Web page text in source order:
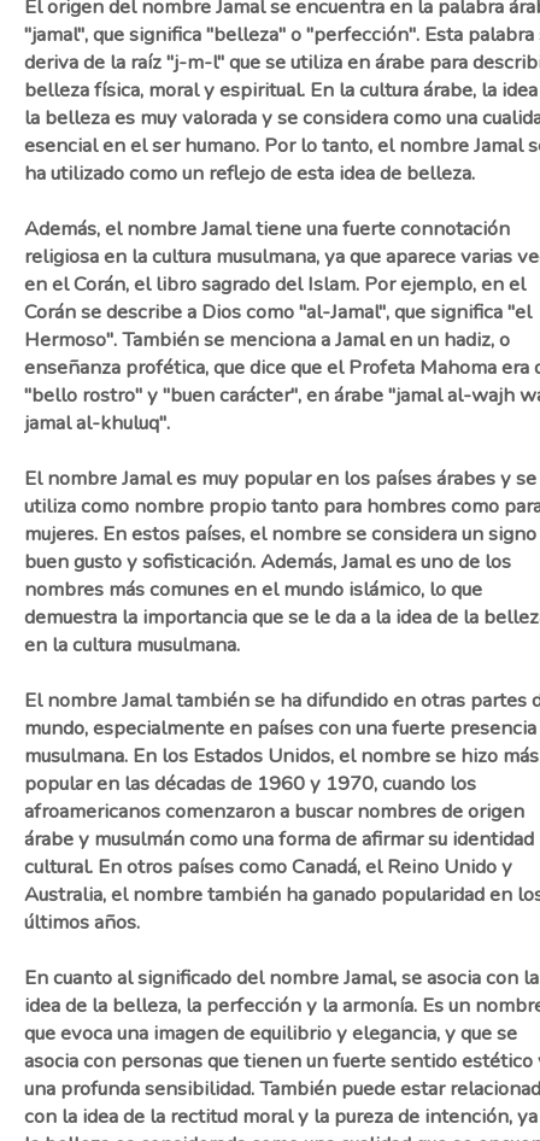
El origen del nombre Jamal se encuentra en la palabra
"jamal", que significa "belleza" o "perfección". Esta palabra
deriva de la raíz "j-m-l" que se utiliza en árabe para
belleza física, moral y espiritual. En la cultura árabe, la
la belleza es muy valorada y se considera como una
esencial en el ser humano. Por lo tanto, el nombre Jamal
ha utilizado como un reflejo de esta idea de belleza.
Además, el nombre Jamal tiene una fuerte connotación
religiosa en la cultura musulmana, ya que aparece varias
en el Corán, el libro sagrado del Islam. Por ejemplo, en el
Corán se describe a Dios como "al-Jamal", que significa "el
Hermoso". También se menciona a Jamal en un hadiz, o
enseñanza profética, que dice que el Profeta Mahoma era
"bello rostro" y "buen carácter", en árabe "jamal al-wajh
jamal al-khuluq".
El nombre Jamal es muy popular en los países árabes y se
utiliza como nombre propio tanto para hombres como
mujeres. En estos países, el nombre se considera un
buen gusto y sofisticación. Además, Jamal es uno de los
nombres más comunes en el mundo islámico, lo que
demuestra la importancia que se le da a la idea de la
en la cultura musulmana.
El nombre Jamal también se ha difundido en otras partes
mundo, especialmente en países con una fuerte presencia
musulmana. En los Estados Unidos, el nombre se hizo más
popular en las décadas de 1960 y 1970, cuando los
afroamericanos comenzaron a buscar nombres de origen
árabe y musulmán como una forma de afirmar su identidad
cultural. En otros países como Canadá, el Reino Unido y
Australia, el nombre también ha ganado popularidad en
últimos años.
En cuanto al significado del nombre Jamal, se asocia con la
idea de la belleza, la perfección y la armonía. Es un
que evoca una imagen de equilibrio y elegancia, y que se
asocia con personas que tienen un fuerte sentido estético
una profunda sensibilidad. También puede estar
con la idea de la rectitud moral y la pureza de intención,